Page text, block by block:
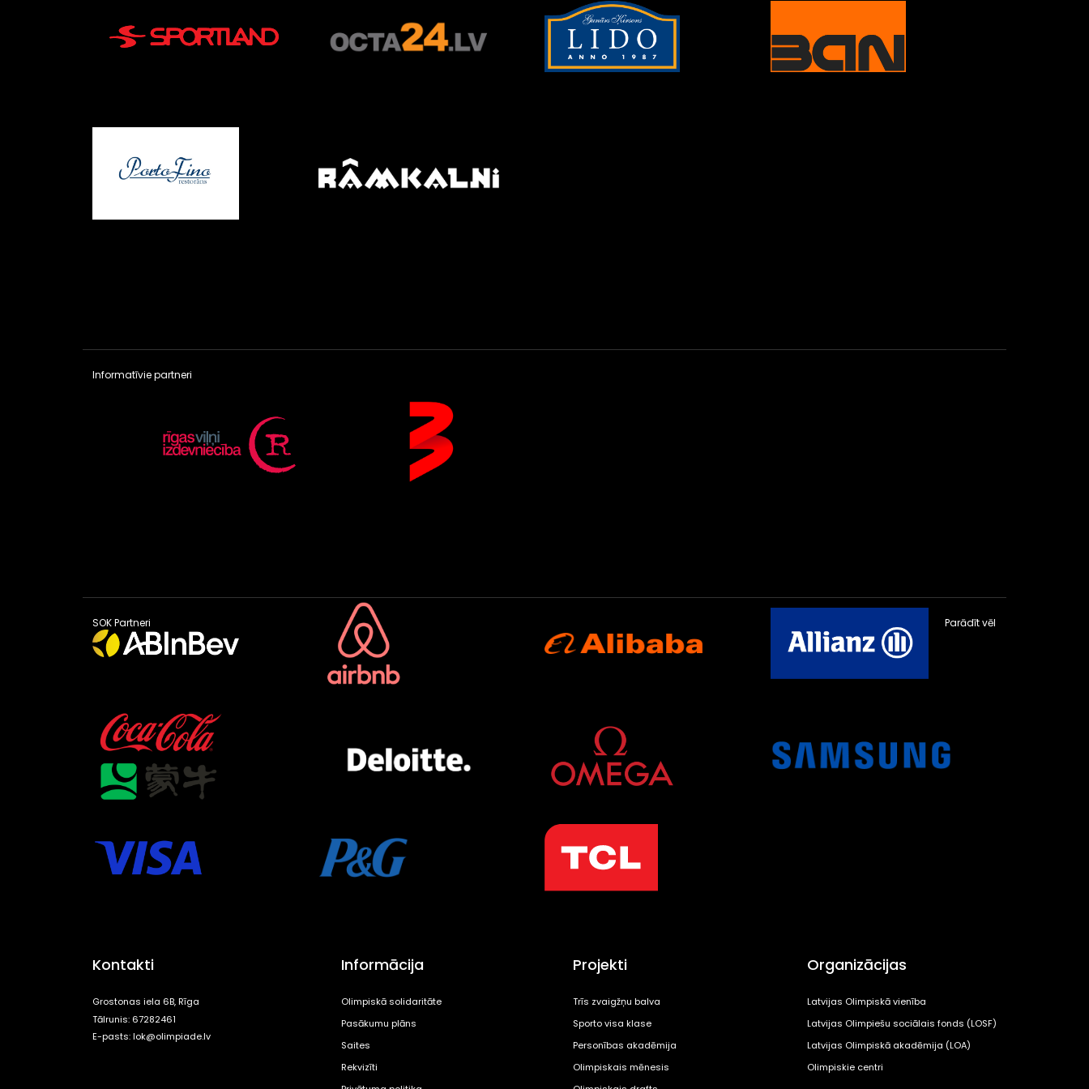
Informatīvie partneri
SOK Partneri Parādīt vēl
Kontakti
Grostonas iela 6B, Rīga
Tālrunis: 67282461
E-pasts:lok@olimpiade.lv
Informācija
Olimpiskā solidaritāte
Pasākumu plāns
Saites
Rekvizīti
Projekti
Trīs zvaigžņu balva
Sporto visa klase
Personības akadēmija
Olimpiskais mēnesis
Organizācijas
Latvijas Olimpiskā vienība
Latvijas Olimpiešu sociālais fonds (LOSF)
Latvijas Olimpiskā akadēmija (LOA)
Olimpiskie centri